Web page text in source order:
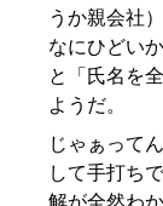
うか親会社
なにひどい
と「氏名を
ようだ。
じゃぁって
して手打ち
解が全然わ